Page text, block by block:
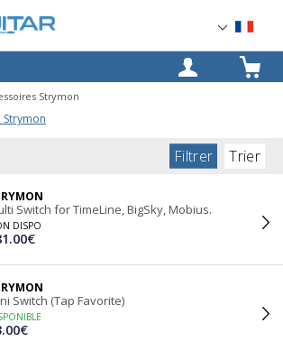
OK
Strymon
Filtrer Trier
Switch for TimeLine, BigSky, Mobius.
DISPO
Switch (Tap Favorite)